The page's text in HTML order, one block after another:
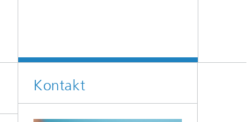
Kontakt